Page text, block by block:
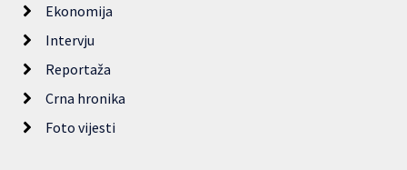
Ekonomija
Intervju
Reportaža
Crna hronika
Foto vijesti